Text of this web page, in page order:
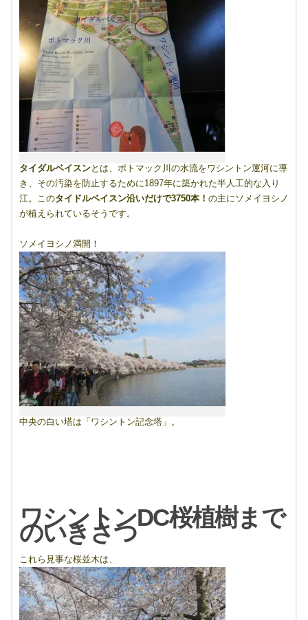
タイダルベイスンとは、ポトマック川の水流をワシントン運河に導
き、その汚染を防止するために1897年に築かれた半人工的な入り
江。このタイドルベイスン沿いだけで3750本！ の主にソメイヨシノ
が植えられているそうです。
ソメイヨシノ満開！
中央の白い塔は「ワシントン記念塔」。
ワシントンDC桜植樹まで
のいきさつ
これら見事な桜並木は、